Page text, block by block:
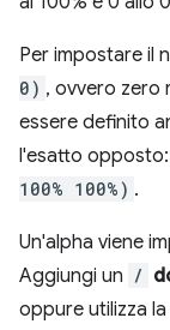
Per impostare il
0) , ovvero zero
essere definito
l'esatto opposto:
100% 100%) .
Un'alpha viene
Aggiungi un /
oppure utilizza